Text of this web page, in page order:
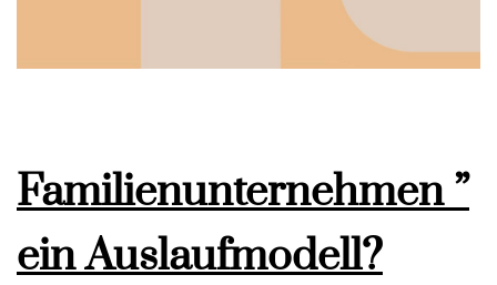
Familienunternehmen ”
ein Auslaufmodell?